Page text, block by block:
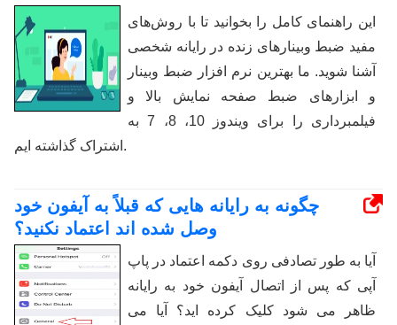
این راهنمای کامل را بخوانید تا با روش‌های
مفید ضبط وبینارهای زنده در رایانه شخصی
آشنا شوید. ما بهترین نرم افزار ضبط وبینار
و ابزارهای ضبط صفحه نمایش بالا و
فیلمبرداری را برای ویندوز 10، 8، 7 به
اشتراک گذاشته ایم.
چگونه به رایانه هایی که قبلاً به آیفون خود
وصل شده اند اعتماد نکنید؟
آیا به طور تصادفی روی دکمه اعتماد در پاپ
آپی که پس از اتصال آیفون خود به رایانه
ظاهر می شود کلیک کرده اید؟ آیا می